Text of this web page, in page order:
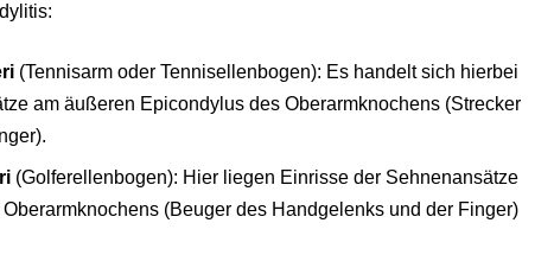
(Tennisarm oder Tennisellenbogen): Es handelt sich hierbei
am äußeren Epicondylus des Oberarmknochens (Strecker
(Golferellenbogen): Hier liegen Einrisse der Sehnenansätze
(Beuger des Handgelenks und der Finger)